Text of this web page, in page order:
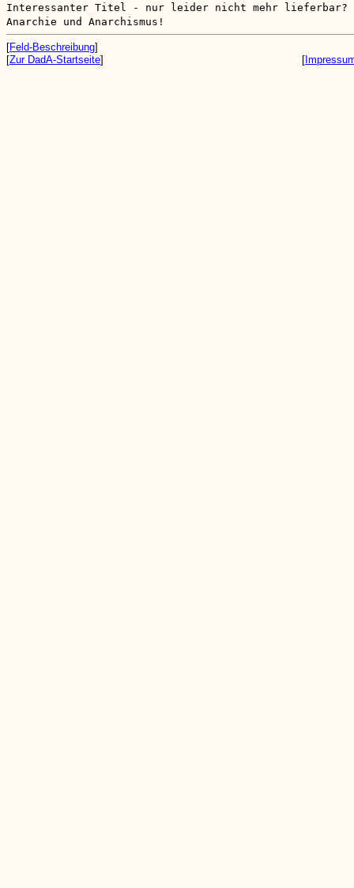
Interessanter Titel - nur leider nicht mehr lieferbar?
Anarchie und Anarchismus!
[Feld-Beschreibung]
[Zur DadA-Startseite] [